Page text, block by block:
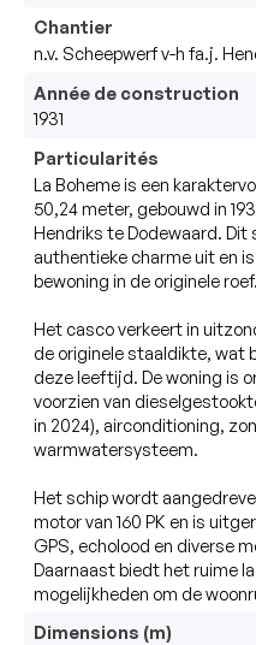
Chantier
n.v. Scheepwerf v-h fa.j.
Année de construction
1931
Particularités
La Boheme is een
50,24 meter, gebouwd in
Hendriks te Dodewaard.
authentieke charme uit en
bewoning in de originele roef.
Het casco verkeert in
de originele staaldikte, wat
deze leeftijd. De woning is
voorzien van
in 2024), airconditioning,
warmwatersysteem.
Het schip wordt
motor van 160 PK en is
GPS, echolood en diverse
Daarnaast biedt het ruime
Dimensions (m)